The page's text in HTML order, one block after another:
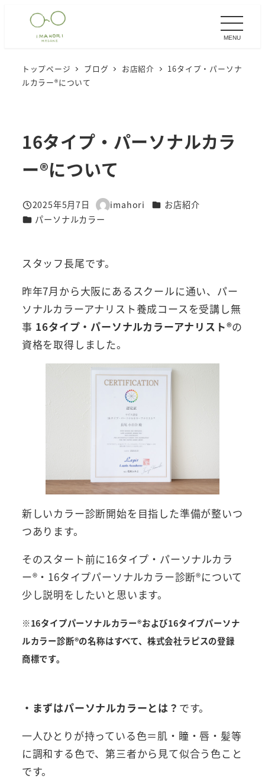
MENU
トップページ ブログ お店紹介
16タイプ・パーソナ
ルカラー®︎について
16タイプ・パーソナルカラ
ー®︎について
投稿日
2025年5月7日
著
imahori カテゴリー
お店紹介
カテゴリー
パーソナルカラー
スタッフ長尾です。
昨年7月から大阪にあるスクールに通い、パー
ソナルカラーアナリスト養成コースを受講し無
事 16タイプ・パーソナルカラーアナリスト®の
資格を取得しました。
新しいカラー診断開始を目指した準備が整いつ
つあります。
そのスタート前に16タイプ・パーソナルカラ
ー®︎・16タイプパーソナルカラー診断®︎について
少し説明をしたいと思います。
※16タイプパーソナルカラー®︎および16タイプパーソナ
ルカラー診断®︎の名称はすべて、株式会社ラピスの登録
商標です。
・まずはパーソナルカラーとは？ です。
一人ひとりが持っている色＝肌・瞳・唇・髪等
に調和する色で、第三者から見て似合う色こと
です。